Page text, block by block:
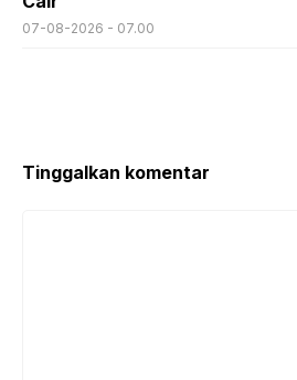
07-08-2026 - 07.00
Tinggalkan komentar